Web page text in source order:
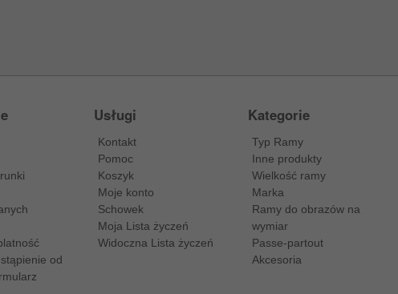
od
Usługi
Kontakt
Pomoc
Koszyk
Moje konto
Schowek
Moja Lista życzeń
Widoczna Lista życzeń
Kategorie
Typ Ramy
Inne produkty
Wielkość ramy
Marka
Ramy do obrazów na
wymiar
Passe-partout
Akcesoria